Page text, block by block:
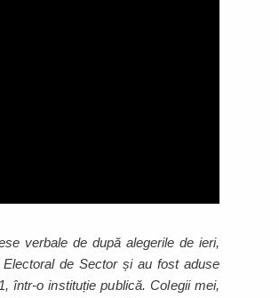
verbale de după alegerile de ieri,
de Sector și au fost aduse
într-o instituție publică. Colegii mei,